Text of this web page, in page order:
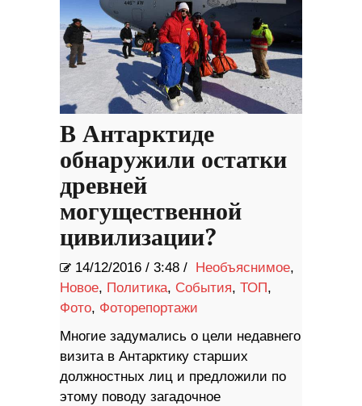
В Антарктиде
обнаружили остатки
древней
могущественной
цивилизации?
14/12/2016 / 3:48 / Необъяснимое,
Новое, Политика, События, ТОП,
Фото, Фоторепортажи
Многие задумались о цели недавнего
визита в Антарктику старших
должностных лиц и предложили по
этому поводу загадочное